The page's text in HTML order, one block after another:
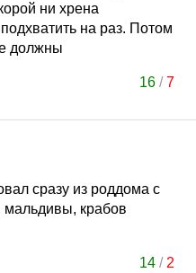
ни хрена
на раз. Потом
должны
16 /7
сразу из роддома с
мальдивы, крабов
14 / 2